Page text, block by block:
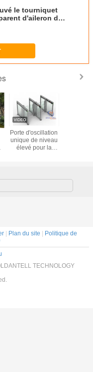
le tourniquet
d'aileron de
Porte d'oscillation
unique de niveau
élevé pour la
minute
| Plan du site
Politique de
TECHNOLOGY